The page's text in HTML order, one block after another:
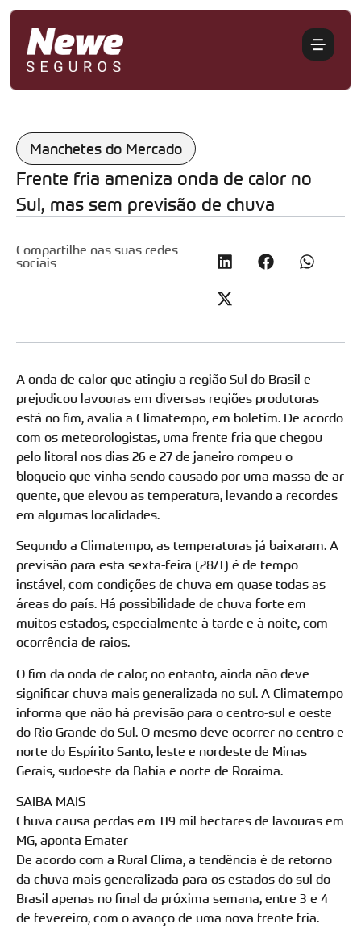
Manchetes do Mercado
Frente fria ameniza onda de calor no
Sul, mas sem previsão de chuva
Compartilhe nas suas redes
sociais
A onda de calor que atingiu a região Sul do Brasil e
prejudicou lavouras em diversas regiões produtoras
está no fim, avalia a Climatempo, em boletim. De acordo
com os meteorologistas, uma frente fria que chegou
pelo litoral nos dias 26 e 27 de janeiro rompeu o
bloqueio que vinha sendo causado por uma massa de ar
quente, que elevou as temperatura, levando a recordes
em algumas localidades.
Segundo a Climatempo, as temperaturas já baixaram. A
previsão para esta sexta-feira (28/1) é de tempo
instável, com condições de chuva em quase todas as
áreas do país. Há possibilidade de chuva forte em
muitos estados, especialmente à tarde e à noite, com
ocorrência de raios.
O fim da onda de calor, no entanto, ainda não deve
significar chuva mais generalizada no sul. A Climatempo
informa que não há previsão para o centro-sul e oeste
do Rio Grande do Sul. O mesmo deve ocorrer no centro e
norte do Espírito Santo, leste e nordeste de Minas
Gerais, sudoeste da Bahia e norte de Roraima.
SAIBA MAIS
Chuva causa perdas em 119 mil hectares de lavouras em
MG, aponta Emater
De acordo com a Rural Clima, a tendência é de retorno
da chuva mais generalizada para os estados do sul do
Brasil apenas no final da próxima semana, entre 3 e 4
de fevereiro, com o avanço de uma nova frente fria.